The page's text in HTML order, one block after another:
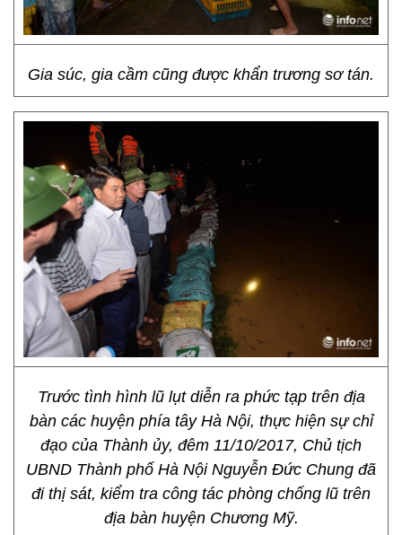
Gia súc, gia cầm cũng được khẩn trương sơ tán.
Trước tình hình lũ lụt diễn ra phức tạp trên địa
bàn các huyện phía tây Hà Nội, thực hiện sự chỉ
đạo của Thành ủy, đêm 11/10/2017, Chủ tịch
UBND Thành phố Hà Nội Nguyễn Đức Chung đã
đi thị sát, kiểm tra công tác phòng chống lũ trên
địa bàn huyện Chương Mỹ.